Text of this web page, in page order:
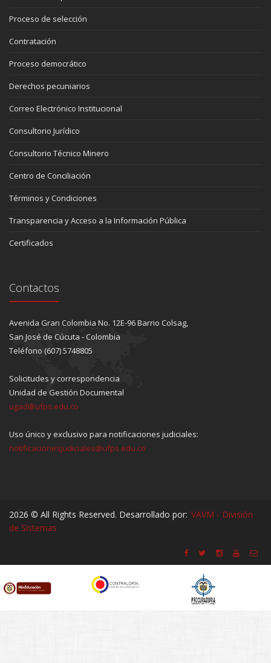
Proceso de selección
Contratación
Proceso democrático
Derechos pecuniarios
Correo Electrónico Institucional
Consultorio Jurídico
Consultorio Técnico Minero
Centro de Conciliación
Términos y Condiciones
Transparencia y Acceso a la Información Pública
Certificados
Contactos
Avenida Gran Colombia No. 12E-96 Barrio Colsag,
San José de Cúcuta - Colombia
Teléfono (607) 5748805
Solicitudes y correspondencia
Unidad de Gestión Documental
ugad@ufps.edu.co
Uso único y exclusivo para notificaciones judiciales:
notificacionesjudiciales@ufps.edu.co
2026 © All Rights Reserved. Desarrollado por: VAVM - División
de Sistemas